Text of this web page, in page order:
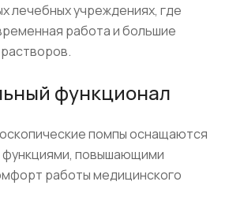
лечебных учреждениях, где
работа и большие
функционал
помпы оснащаются
повышающими
работы медицинского